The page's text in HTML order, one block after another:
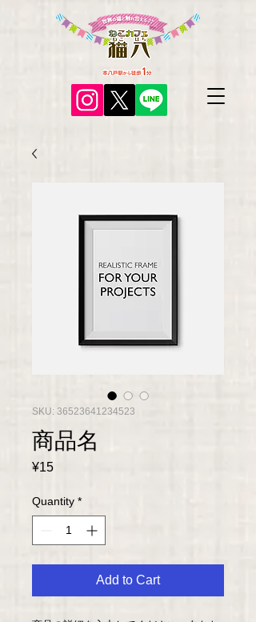
SKU: 36523641234523
商品名
¥15Price
Quantity *
Add to Cart